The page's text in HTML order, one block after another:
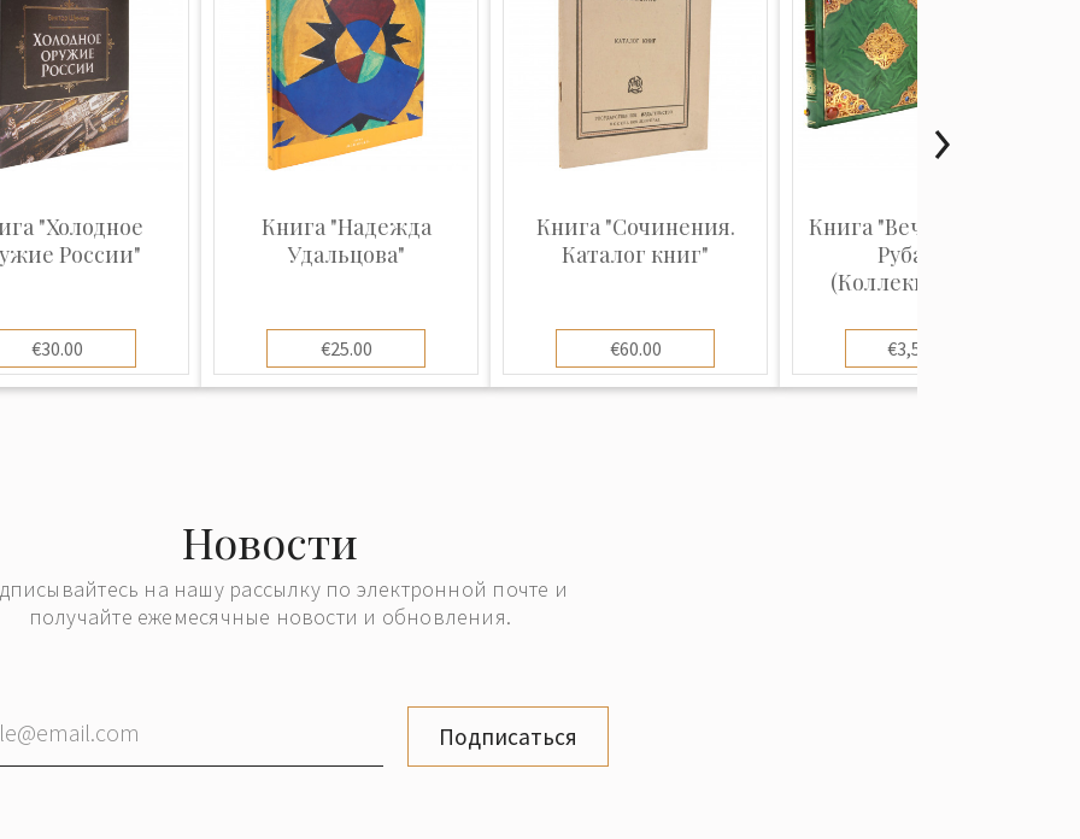
"Холодное
России"
€30.00
Книга "Надежда
Удальцова"
€25.00
Книга "Сочинения.
Каталог книг"
€60.00
Книга "Вечные книги:
Рубайят",
(Коллекционное...
€3,500.00
Новости
на нашу рассылку по электронной почте и
получайте ежемесячные новости и обновления.
Подписаться